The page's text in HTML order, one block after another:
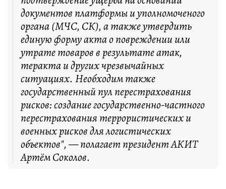
документов платформы и уполномоченого
органа (МЧС, СК), а также утвердить
единую форму акта о повреждении или
утрате товаров в результате атак,
теракта и других чрезвычайных
ситуациях. Необходим также
государственный пул перестрахования
рисков: создание государственно-частного
перестрахования террористических и
военных рисков для логистических
объектов", — полагает президент АКИТ
Артём Соколов.